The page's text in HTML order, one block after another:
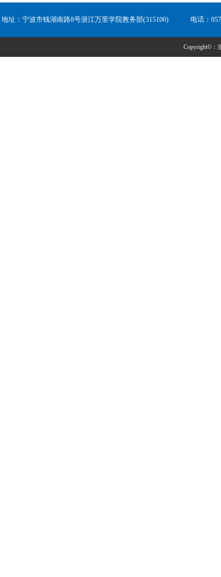
地址：宁波市钱湖南路8号浙江万里学院教务部(315100) 电话：
Copyright©：